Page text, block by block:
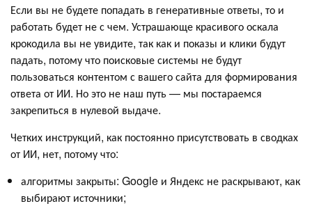
Если вы не будете попадать в генеративные ответы, то и
работать будет не с чем. Устрашающе красивого оскала
крокодила вы не увидите, так как и показы и клики будут
падать, потому что поисковые системы не будут
пользоваться контентом с вашего сайта для формирования
ответа от ИИ. Но это не наш путь — мы постараемся
закрепиться в нулевой выдаче.
Четких инструкций, как постоянно присутствовать в сводках
от ИИ, нет, потому что:
алгоритмы закрыты: Google и Яндекс не раскрывают, как
выбирают источники;